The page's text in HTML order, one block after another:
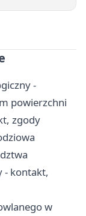
-
powierzchni
zgody
- kontakt,
w